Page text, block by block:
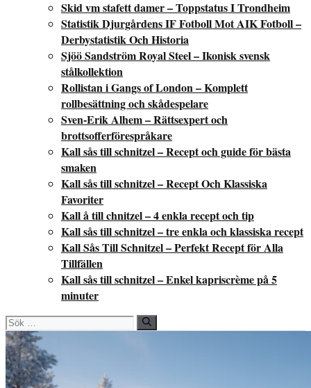
Skid vm stafett damer – Toppstatus I Trondheim
Statistik Djurgårdens IF Fotboll Mot AIK Fotboll –
Derbystatistik Och Historia
Sjöö Sandström Royal Steel – Ikonisk svensk
stålkollektion
Rollistan i Gangs of London – Komplett
rollbesättning och skådespelare
Sven-Erik Alhem – Rättsexpert och
brottsofferförespråkare
Kall sås till schnitzel – Recept och guide för bästa
smaken
Kall sås till schnitzel – Recept Och Klassiska
Favoriter
Kall å till chnitzel – 4 enkla recept och tip
Kall sås till schnitzel – tre enkla och klassiska recept
Kall Sås Till Schnitzel – Perfekt Recept för Alla
Tillfällen
Kall sås till schnitzel – Enkel kapriscrème på 5
minuter
Sök
efter: